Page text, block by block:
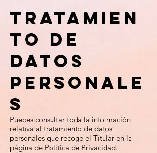
Tratamien
to de
Datos
Personale
s
Puedes consultar toda la información
relativa al tratamiento de datos
personales que recoge el Titular en la
página de Política de Privacidad.